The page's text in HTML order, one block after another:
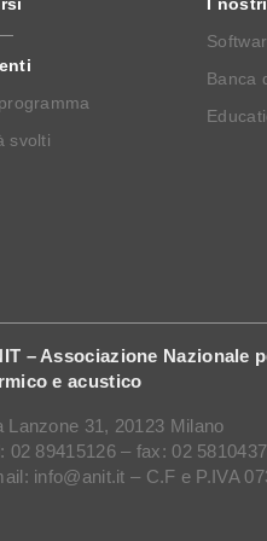
svolti
Banca
– Associazione Nazionale
e acustico
Lanzone 31, 20123 Milano
02 89415126 – fax: 02
info@anit.it – C.F e P.IVA